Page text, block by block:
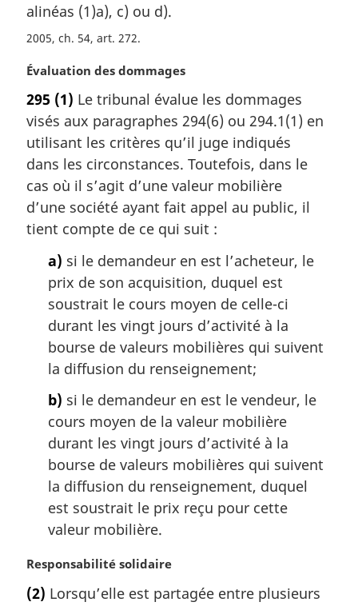
g
i
a
e
:
alinéas (1)a), c) ou d).
2005, ch. 54, art. 272
N
t
e
m
a
g
i
n
Évaluation des dommages
295 (1) Le tribunal évalue les dommages
visés aux paragraphes 294(6) ou 294.1(1) en
utilisant les critères qu’il juge indiqués
dans les circonstances. Toutefois, dans le
cas où il s’agit d’une valeur mobilière
d’une société ayant fait appel au public, il
tient compte de ce qui suit :
a) si le demandeur en est l’acheteur, le
prix de son acquisition, duquel est
soustrait le cours moyen de celle-ci
durant les vingt jours d’activité à la
bourse de valeurs mobilières qui suivent
la diffusion du renseignement;
b) si le demandeur en est le vendeur, le
cours moyen de la valeur mobilière
durant les vingt jours d’activité à la
bourse de valeurs mobilières qui suivent
la diffusion du renseignement, duquel
est soustrait le prix reçu pour cette
valeur mobilière.
N
t
Responsabilité solidaire
(2) Lorsqu’elle est partagée entre plusieurs